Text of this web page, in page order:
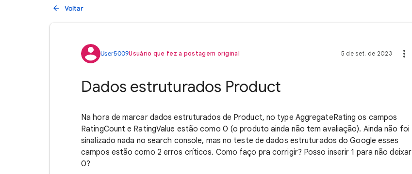
Voltar
User5009Usuário que fez a postagem original 5 de set. de 2023
Dados estruturados Product
Na hora de marcar dados estruturados de Product, no type AggregateRating os campos
RatingCount e RatingValue estão como 0 (o produto ainda não tem avaliação). Ainda não foi
sinalizado nada no search console, mas no teste de dados estruturados do Google esses
campos estão como 2 erros críticos. Como faço pra corrigir? Posso inserir 1 para não deixar
0?